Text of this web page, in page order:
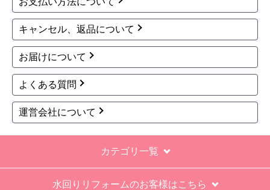
キャンセル、返品について
お届けについて
よくある質問
運営会社について
カテゴリ一覧
水回りリフォームのお客様はこちら